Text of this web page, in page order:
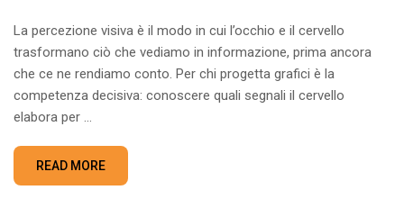
La percezione visiva è il modo in cui l’occhio e il cervello
trasformano ciò che vediamo in informazione, prima ancora
che ce ne rendiamo conto. Per chi progetta grafici è la
competenza decisiva: conoscere quali segnali il cervello
elabora per …
READ MORE